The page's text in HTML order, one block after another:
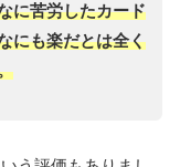
に苦労したカード
にも楽だとは全く